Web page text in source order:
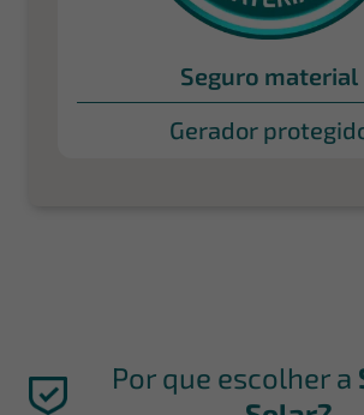
Seguro material
Gerador
Por que escolher a